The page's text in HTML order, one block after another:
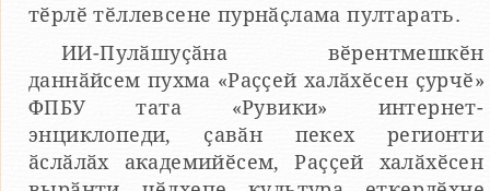
тӗрлӗ тӗллевсене пурнӑҫлама пултарать.
ИИ-Пулӑшуҫӑна вӗрентмешкӗн
даннӑйсем пухма «Раҫҫей халӑхӗсен ҫурчӗ»
ФПБУ тата «Рувики» интернет-
энциклопеди, ҫавӑн пекех регионти
ӑслӑлӑх академийӗсем, Раҫҫей халӑхӗсен